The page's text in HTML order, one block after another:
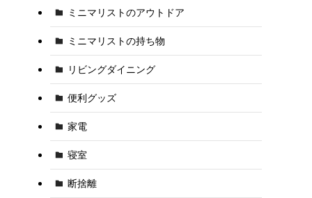
ミニマリストのアウトドア
ミニマリストの持ち物
リビングダイニング
便利グッズ
家電
寝室
断捨離